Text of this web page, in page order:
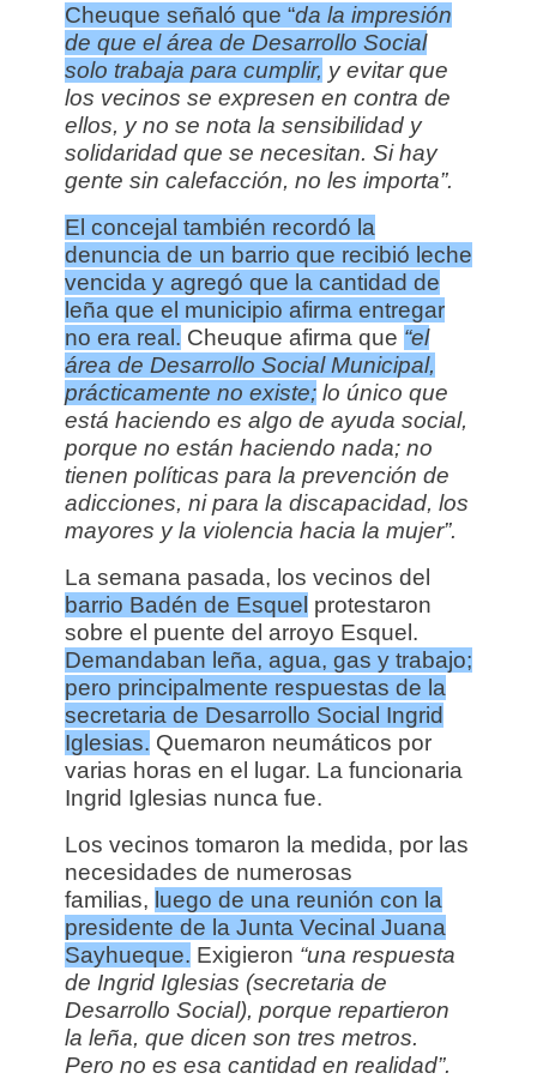
Cheuque señaló que “da la impresión
de que el área de Desarrollo Social
solo trabaja para cumplir, y evitar que
los vecinos se expresen en contra de
ellos, y no se nota la sensibilidad y
solidaridad que se necesitan. Si hay
gente sin calefacción, no les importa”.
El concejal también recordó la
denuncia de un barrio que recibió leche
vencida y agregó que la cantidad de
leña que el municipio afirma entregar
no era real. Cheuque afirma que “el
área de Desarrollo Social Municipal,
prácticamente no existe;lo único que
está haciendo es algo de ayuda social,
porque no están haciendo nada; no
tienen políticas para la prevención de
adicciones, ni para la discapacidad, los
mayores y la violencia hacia la mujer”.
La semana pasada, los vecinos del
barrio Badén de Esquel protestaron
sobre el puente del arroyo Esquel.
Demandaban leña, agua, gas y trabajo;
pero principalmente respuestas de la
secretaria de Desarrollo Social Ingrid
Iglesias. Quemaron neumáticos por
varias horas en el lugar. La funcionaria
Ingrid Iglesias nunca fue.
Los vecinos tomaron la medida, por las
necesidades de numerosas
familias, luego de una reunión con la
presidente de la Junta Vecinal Juana
Sayhueque. Exigieron “una respuesta
de Ingrid Iglesias (secretaria de
Desarrollo Social), porque repartieron
la leña, que dicen son tres metros.
Pero no es esa cantidad en realidad”.